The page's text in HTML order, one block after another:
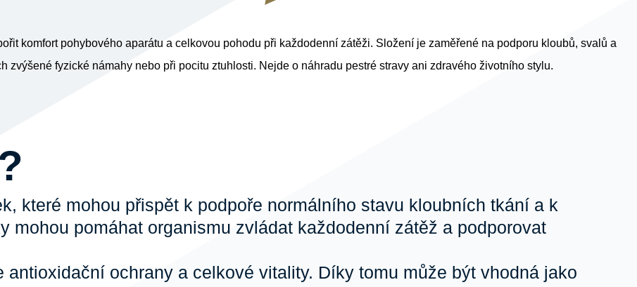
komfort pohybového aparátu a celkovou pohodu při každodenní zátěži. Složení je zaměřené na podporu kloubů, svalů a
zvýšené fyzické námahy nebo při pocitu ztuhlosti. Nejde o náhradu pestré stravy ani zdravého životního stylu.
které mohou přispět k podpoře normálního stavu kloubních tkání a k
mohou pomáhat organismu zvládat každodenní zátěž a podporovat
antioxidační ochrany a celkové vitality. Díky tomu může být vhodná jako